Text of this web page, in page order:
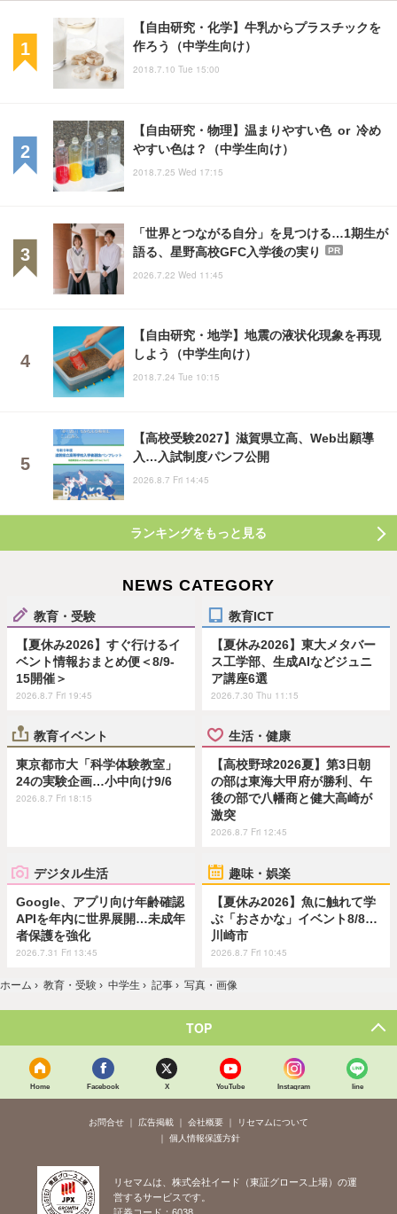
【自由研究・化学】牛乳からプラスチックを
作ろう（中学生向け）
2018.7.10 Tue 15:00
【自由研究・物理】温まりやすい色 or 冷め
やすい色は？（中学生向け）
2018.7.25 Wed 17:15
「世界とつながる自分」を見つける…1期生が
語る、星野高校GFC入学後の実り
PR
2026.7.22 Wed 11:45
【自由研究・地学】地震の液状化現象を再現
しよう（中学生向け）
2018.7.24 Tue 10:15
【高校受験2027】滋賀県立高、Web出願導
入…入試制度パンフ公開
2026.8.7 Fri 14:45
ランキングをもっと見る
NEWS CATEGORY
教育・受験
【夏休み2026】すぐ行けるイ
ベント情報おまとめ便＜8/9-
15開催＞
2026.8.7 Fri 19:45
教育ICT
【夏休み2026】東大メタバー
ス工学部、生成AIなどジュニ
ア講座6選
2026.7.30 Thu 11:15
教育イベント
東京都市大「科学体験教室」
24の実験企画…小中向け9/6
2026.8.7 Fri 18:15
生活・健康
【高校野球2026夏】第3日朝
の部は東海大甲府が勝利、午
後の部で八幡商と健大高崎が
激突
2026.8.7 Fri 12:45
デジタル生活
Google、アプリ向け年齢確認
APIを年内に世界展開…未成年
者保護を強化
2026.7.31 Fri 13:45
趣味・娯楽
【夏休み2026】魚に触れて学
ぶ「おさかな」イベント8/8…
川崎市
2026.8.7 Fri 10:45
ホーム › 教育・受験 › 中学生 › 記事 › 写真・画像
TOP
Home Facebook X YouTube Instagram line
お問合せ 広告掲載 会社概要
リセマムについて
個人情報保護方針
リセマムは、株式会社イード（東証グロース上場）の運
営するサービスです。